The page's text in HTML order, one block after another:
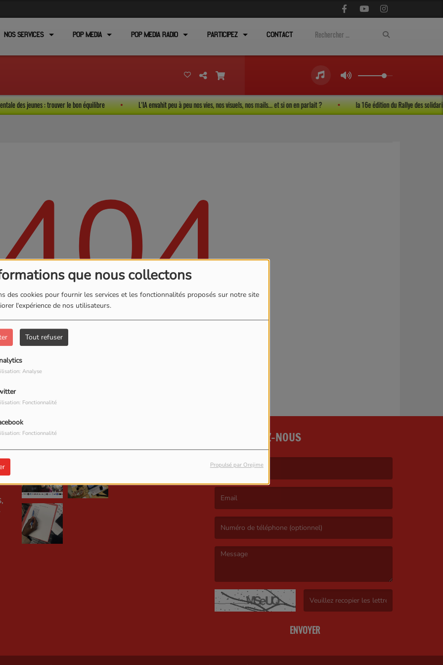
que nous collectons
des cookies pour fournir les services et les fonctionnalités proposés sur notre site
l'expérience de nos utilisateurs.
Tout refuser
Analyse
Fonctionnalité
Fonctionnalité
Propulsé par Orejime
NOS SERVICES POP MEDIA POP MEDIA RADIO PARTICIPEZ CONTACT
mentale des jeunes : trouver le bon équilibre L'IA envahit peu à peu nos vies, nos visuels, nos mails... et si on en parlait ? la 16e édition du Rallye des
vous avez rencontré une erreur.
PHOTOS CONTACTEZ-NOUS
(Le nom est obligatoire. )
ENVOYER